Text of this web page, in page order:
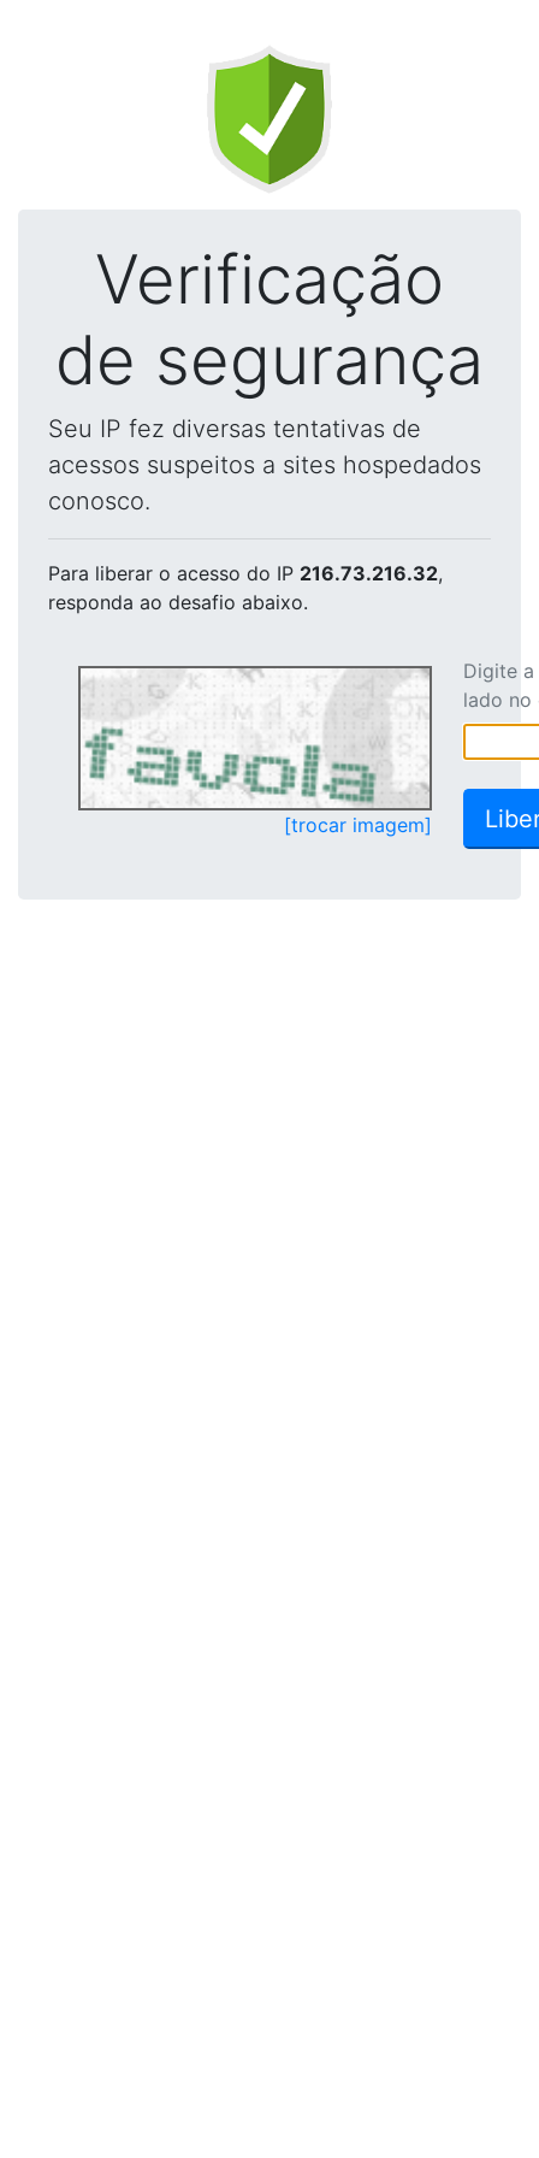
Verificação
de segurança
Seu IP fez diversas tentativas de
acessos suspeitos a sites hospedados
conosco.
Para liberar o acesso do IP 216.73.216.32,
responda ao desafio abaixo.
[trocar imagem]
Digite
lado no